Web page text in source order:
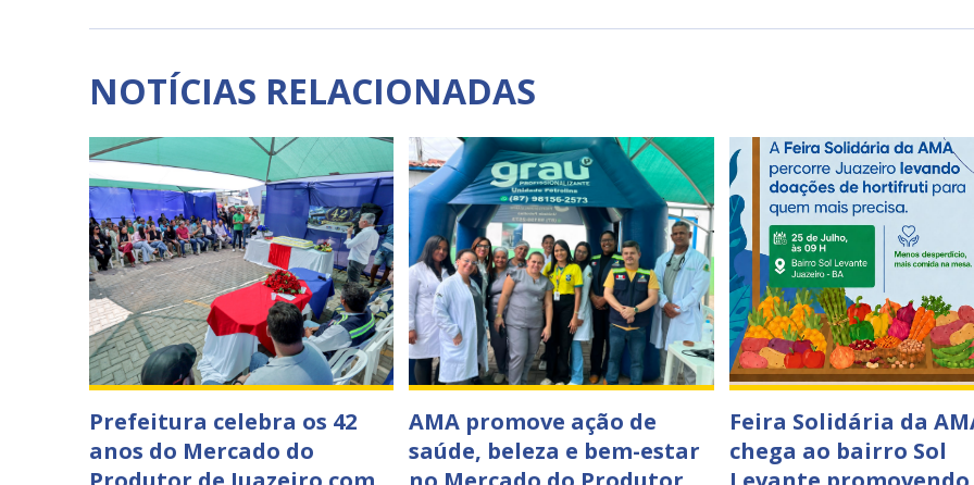
NOTÍCIAS RELACIONADAS
Prefeitura celebra os 42
anos do Mercado do
AMA promove ação de
saúde, beleza e bem-estar
Feira Solidária da
chega ao bairro Sol